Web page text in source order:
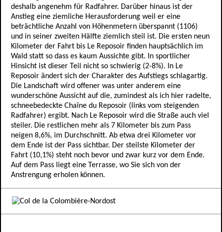
deshalb angenehm für Radfahrer. Darüber hinaus ist der
Anstieg eine ziemliche Herausforderung weil er eine
beträchtliche Anzahl von Höhenmetern überspannt (1106)
und in seiner zweiten Hälfte ziemlich steil ist. Die ersten neun
Kilometer der Fahrt bis Le Reposoir finden hauptsächlich im
Wald statt so dass es kaum Aussichte gibt. In sportlicher
Hinsicht ist dieser Teil nicht so schwierig (2-8%). In Le
Reposoir ändert sich der Charakter des Aufstiegs schlagartig.
Die Landschaft wird offener was unter anderem eine
wunderschöne Aussicht auf die, zumindest als ich hier radelte,
schneebedeckte Chaîne du Reposoir (links vom steigenden
Radfahrer) ergibt. Nach Le Reposoir wird die Straße auch viel
steiler. Die restlichen mehr als 7 Kilometer bis zum Pass
neigen 8,6%, im Durchschnitt. Ab etwa drei Kilometer vor
dem Ende ist der Pass sichtbar. Der steilste Kilometer der
Fahrt (10,1%) steht noch bevor und zwar kurz vor dem Ende.
Auf dem Pass liegt eine Terrasse, wo Sie sich von der
Anstrengung erholen können.